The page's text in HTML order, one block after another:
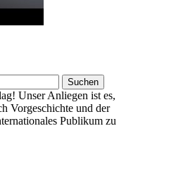
Unser Anliegen ist es,
Vorgeschichte und der
Publikum zu